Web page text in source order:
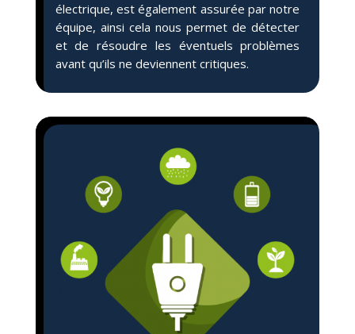
électrique, est également assurée par notre
équipe, ainsi cela nous permet de détecter
et de résoudre les éventuels problèmes
avant qu’ils ne deviennent critiques.